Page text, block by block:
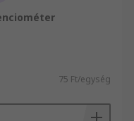
75 Ft/egység